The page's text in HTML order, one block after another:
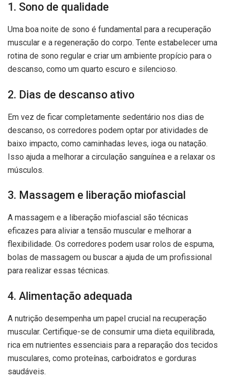
1. Sono de qualidade
Uma boa noite de sono é fundamental para a recuperação
muscular e a regeneração do corpo. Tente estabelecer uma
rotina de sono regular e criar um ambiente propício para o
descanso, como um quarto escuro e silencioso.
2. Dias de descanso ativo
Em vez de ficar completamente sedentário nos dias de
descanso, os corredores podem optar por atividades de
baixo impacto, como caminhadas leves, ioga ou natação.
Isso ajuda a melhorar a circulação sanguínea e a relaxar os
músculos.
3. Massagem e liberação miofascial
A massagem e a liberação miofascial são técnicas
eficazes para aliviar a tensão muscular e melhorar a
flexibilidade. Os corredores podem usar rolos de espuma,
bolas de massagem ou buscar a ajuda de um profissional
para realizar essas técnicas.
4. Alimentação adequada
A nutrição desempenha um papel crucial na recuperação
muscular. Certifique-se de consumir uma dieta equilibrada,
rica em nutrientes essenciais para a reparação dos tecidos
musculares, como proteínas, carboidratos e gorduras
saudáveis.